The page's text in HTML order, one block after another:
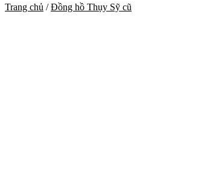
Trang chủ / Đồng hồ Thụy Sỹ cũ